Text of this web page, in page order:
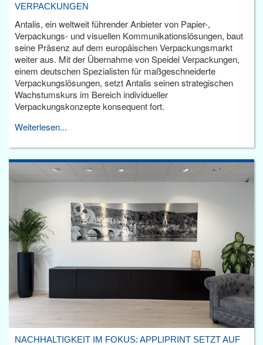
VERPACKUNGEN
Antalis, ein weltweit führender Anbieter von Papier-,
Verpackungs- und visuellen Kommunikationslösungen, baut
seine Präsenz auf dem europäischen Verpackungsmarkt
weiter aus. Mit der Übernahme von Speidel Verpackungen,
einem deutschen Spezialisten für maßgeschneiderte
Verpackungslösungen, setzt Antalis seinen strategischen
Wachstumskurs im Bereich individueller
Verpackungskonzepte konsequent fort.
Weiterlesen...
NACHHALTIGKEIT IM FOKUS: APPLIPRINT SETZT AUF